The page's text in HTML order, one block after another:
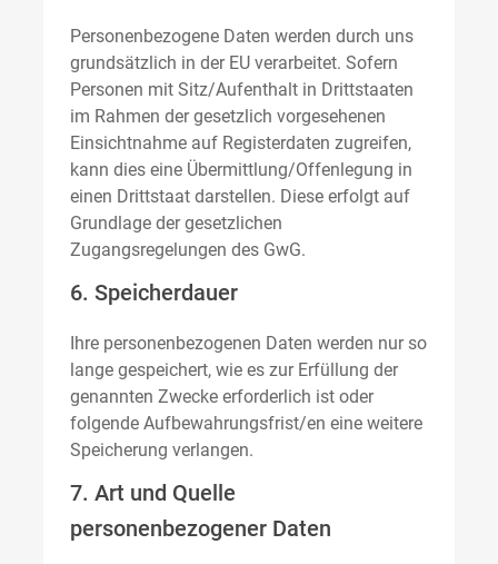
Personenbezogene Daten werden durch uns
grundsätzlich in der EU verarbeitet. Sofern
Personen mit Sitz/Aufenthalt in Drittstaaten
im Rahmen der gesetzlich vorgesehenen
Einsichtnahme auf Registerdaten zugreifen,
kann dies eine Übermittlung/Offenlegung in
einen Drittstaat darstellen. Diese erfolgt auf
Grundlage der gesetzlichen
Zugangsregelungen des GwG.
6. Speicherdauer
Ihre personenbezogenen Daten werden nur so
lange gespeichert, wie es zur Erfüllung der
genannten Zwecke erforderlich ist oder
folgende Aufbewahrungsfrist/en eine weitere
Speicherung verlangen.
7. Art und Quelle
personenbezogener Daten